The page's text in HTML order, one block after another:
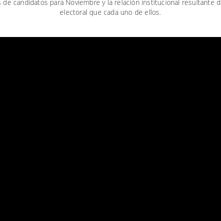
de candidatos para Noviembre y la relación institucional resultante
electoral que cada uno de ellos.